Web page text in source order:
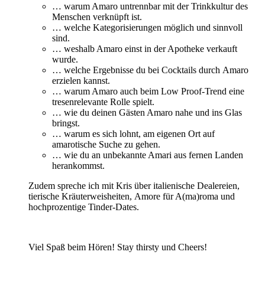
… warum Amaro untrennbar mit der Trinkkultur des
Menschen verknüpft ist.
… welche Kategorisierungen möglich und sinnvoll
sind.
… weshalb Amaro einst in der Apotheke verkauft
wurde.
… welche Ergebnisse du bei Cocktails durch Amaro
erzielen kannst.
… warum Amaro auch beim Low Proof-Trend eine
tresenrelevante Rolle spielt.
… wie du deinen Gästen Amaro nahe und ins Glas
bringst.
… warum es sich lohnt, am eigenen Ort auf
amarotische Suche zu gehen.
… wie du an unbekannte Amari aus fernen Landen
herankommst.
Zudem spreche ich mit Kris über italienische Dealereien,
tierische Kräuterweisheiten, Amore für A(ma)roma und
hochprozentige Tinder-Dates.
Viel Spaß beim Hören! Stay thirsty und Cheers!